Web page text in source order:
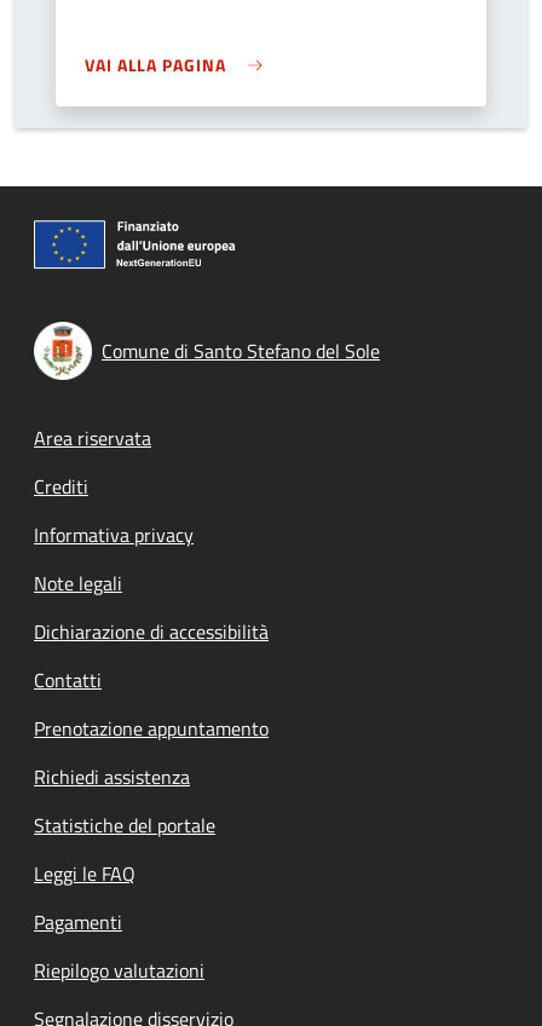
VAI ALLA PAGINA
Comune di Santo Stefano del Sole
Footer menu
Area riservata
Crediti
Informativa privacy
Note legali
Dichiarazione di accessibilità
Contatti
Prenotazione appuntamento
Richiedi assistenza
Statistiche del portale
Leggi le FAQ
Pagamenti
Riepilogo valutazioni
Segnalazione disservizio